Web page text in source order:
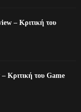
– Κριτική του
Κριτική του Game